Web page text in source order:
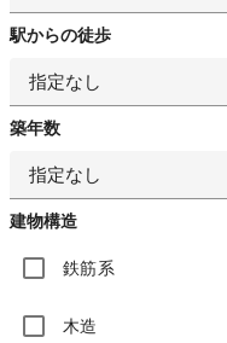
駅からの徒歩
指定なし
築年数
指定なし
建物構造
鉄筋系
木造